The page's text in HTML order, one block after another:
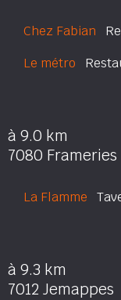
Chez Fabian
Le métro
à 9.0 km
7080 Frameries
La Flamme
à 9.3 km
7012 Jemappes